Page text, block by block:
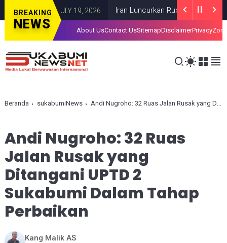
BREAKING
NEWS
GAZAJULY 19, 2026 Iran Luncurkan Rudal ke Pangkalan
About UsContact UsSitemapDisclaimerPrivacy
Beranda sukabumiNews Andi Nugroho: 32 Ruas Jalan Rusak yang Ditangani UPTD 2 Sukabumi Dalam Tahap Perbaikan
Andi Nugroho: 32 Ruas
Jalan Rusak yang
Ditangani UPTD 2
Sukabumi Dalam Tahap
Perbaikan
Kang Malik AS